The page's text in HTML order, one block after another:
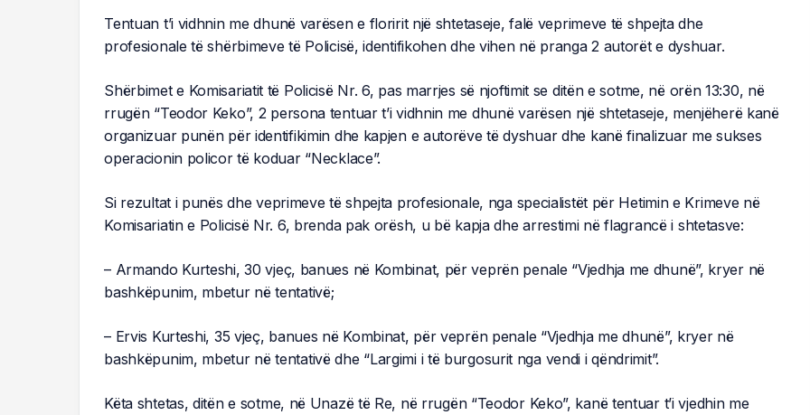
Tentuan t’i vidhnin me dhunë varësen e floririt një shtetaseje, falë veprimeve të shpejta dhe
profesionale të shërbimeve të Policisë, identifikohen dhe vihen në pranga 2 autorët e dyshuar.
Shërbimet e Komisariatit të Policisë Nr. 6, pas marrjes së njoftimit se ditën e sotme, në orën 13:30, në
rrugën “Teodor Keko”, 2 persona tentuar t’i vidhnin me dhunë varësen një shtetaseje, menjëherë kanë
organizuar punën për identifikimin dhe kapjen e autorëve të dyshuar dhe kanë finalizuar me sukses
operacionin policor të koduar “Necklace”.
Si rezultat i punës dhe veprimeve të shpejta profesionale, nga specialistët për Hetimin e Krimeve në
Komisariatin e Policisë Nr. 6, brenda pak orësh, u bë kapja dhe arrestimi në flagrancë i shtetasve:
– Armando Kurteshi, 30 vjeç, banues në Kombinat, për veprën penale “Vjedhja me dhunë”, kryer në
bashkëpunim, mbetur në tentativë;
– Ervis Kurteshi, 35 vjeç, banues në Kombinat, për veprën penale “Vjedhja me dhunë”, kryer në
bashkëpunim, mbetur në tentativë dhe “Largimi i të burgosurit nga vendi i qëndrimit”.
Këta shtetas, ditën e sotme, në Unazë të Re, në rrugën “Teodor Keko”, kanë tentuar t’i vjedhin me